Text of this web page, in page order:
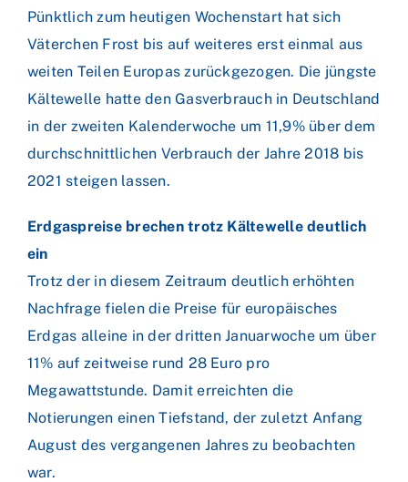
Pünktlich zum heutigen Wochenstart hat sich
Väterchen Frost bis auf weiteres erst einmal aus
weiten Teilen Europas zurückgezogen. Die jüngste
Kältewelle hatte den Gasverbrauch in Deutschland
in der zweiten Kalenderwoche um 11,9% über dem
durchschnittlichen Verbrauch der Jahre 2018 bis
2021 steigen lassen.
Erdgaspreise brechen trotz Kältewelle deutlich
ein
Trotz der in diesem Zeitraum deutlich erhöhten
Nachfrage fielen die Preise für europäisches
Erdgas alleine in der dritten Januarwoche um über
11% auf zeitweise rund 28 Euro pro
Megawattstunde. Damit erreichten die
Notierungen einen Tiefstand, der zuletzt Anfang
August des vergangenen Jahres zu beobachten
war.